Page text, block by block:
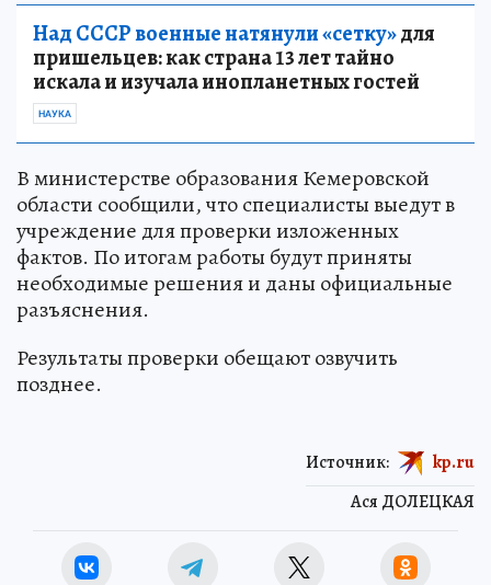
Над СССР военные натянули «сетку»для
пришельцев: как страна 13 лет тайно
искала и изучала инопланетных гостей
НАУКА
В министерстве образования Кемеровской
области сообщили, что специалисты выедут в
учреждение для проверки изложенных
фактов. По итогам работы будут приняты
необходимые решения и даны официальные
разъяснения.
Результаты проверки обещают озвучить
позднее.
Ася ДОЛЕЦКАЯ
Источник: kp.ru